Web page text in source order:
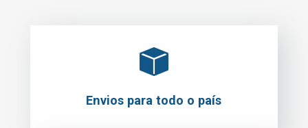
Envios para todo o país